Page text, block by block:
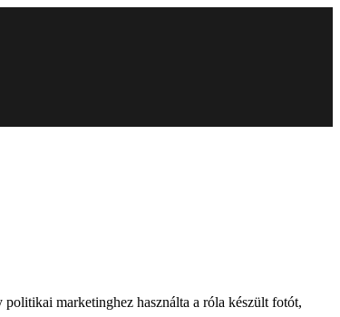
marketinghez használta a róla készült fotót,